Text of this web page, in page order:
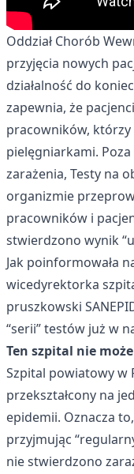
Oddział Chorób
przyjęcia nowych
działalność do
zapewnia, że
pracowników,
pielęgniarkami.
zarażenia, Testy na
organizmie
pracowników i
stwierdzono wynik
Jak poinformowała
wicedyrektorka
pruszkowski
“serii” testów już w
Ten szpital nie
Szpital powiatowy w
przekształcony na
epidemii. Oznacza
przyjmując
nie stwierdzono